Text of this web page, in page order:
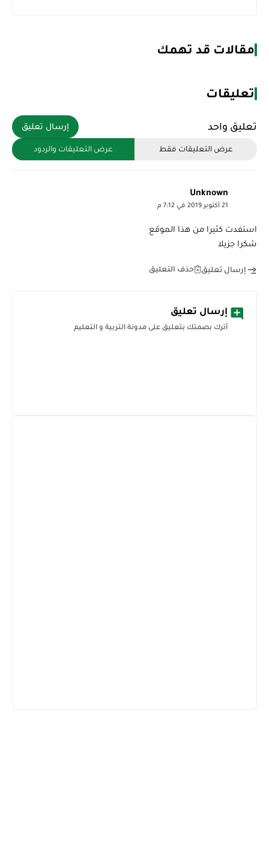
مقالات قد تهمك
تعليقات
تعليق واحد إرسال تعليق
عرض التعليقات فقط عرض التعليقات والردود
Unknown
21 أكتوبر 2019 في 7:12 م
استفدت كثيرا من هذا الموقع
شكرا جزيلا
إرسال تعليق حذف التعليق
إرسال تعليق
أترك بصمتك بتعليق على مدونة التربية و التعليم